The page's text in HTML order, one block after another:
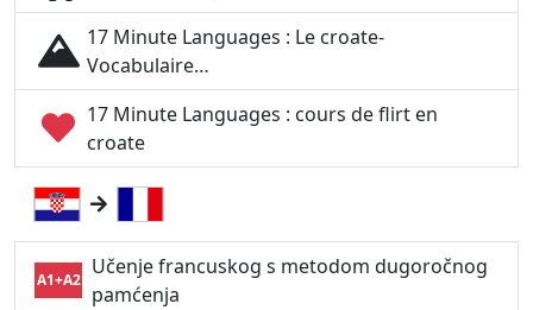
17 Minute Languages : Le croate-
Vocabulaire…
17 Minute Languages : cours de flirt en
croate
A1+A2
Učenje francuskog s metodom dugoročnog
pamćenja